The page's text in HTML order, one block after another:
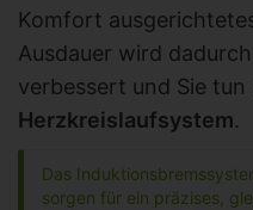
Komfort
Ausdauer wird
verbessert und Sie
Herzkreislaufsystem.
Das
sorgen für ein präzises,